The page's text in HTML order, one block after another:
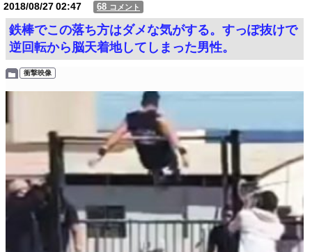
2018/08/2702:47 68 コメント
鉄棒でこの落ち方はダメな気がする。すっぽ抜けで
逆回転から脳天着地してしまった男性。
衝撃映像